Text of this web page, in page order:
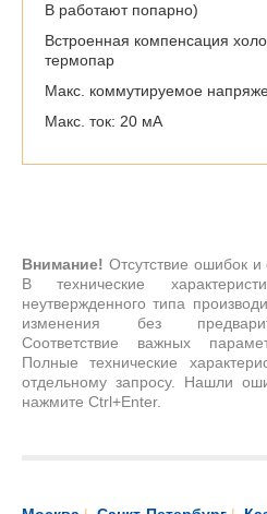
B работают попарно)
Встроенная компенсация
термопар
Макс. коммутируемое
Макс. ток: 20 мА
Внимание! Отсутствие ошибок и
В технические
неутвержденного типа
изменения без
Соответствие важных
Полные технические
отдельному запросу. Нашли
нажмите Ctrl+Enter.